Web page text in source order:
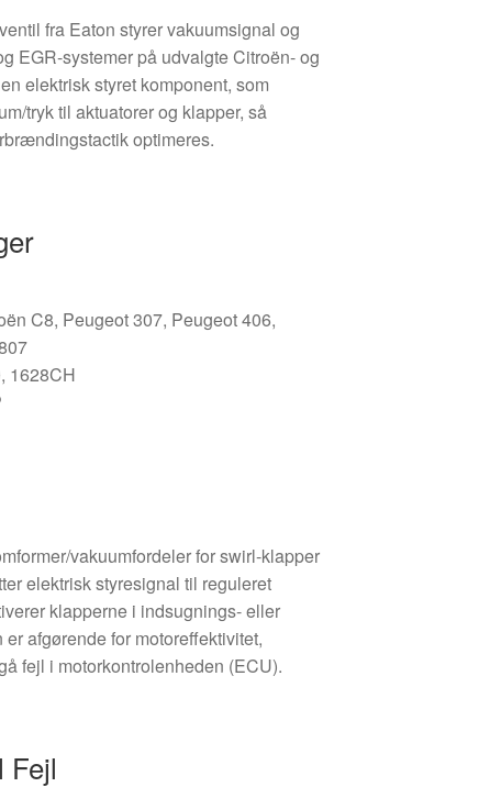
fra Eaton styrer vakuumsignal og
EGR-systemer på udvalgte Citroën- og
elektrisk styret komponent, som
tryk til aktuatorer og klapper, så
optimeres.
C8, Peugeot 307, Peugeot 406,
1628CH
vakuumfordeler for swirl-klapper
elektrisk styresignal til reguleret
klapperne i indsugnings- eller
afgørende for motoreffektivitet,
fejl i motorkontrolenheden (ECU).
Fejl